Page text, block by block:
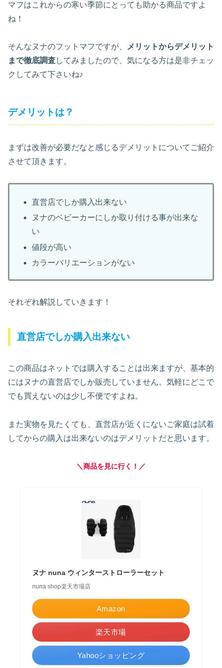
マフはこれからの寒い季節にとっても助かる商品ですよ
ね！
そんなヌナのフットマフですが、
メリットからデメリット
まで徹底調査してみましたので、気になる方は是非チェッ
クしてみて下さいね♪
デメリットは？
まずは改善が必要だなと感じるデメリットについてご紹介
させて頂きます。
直営店でしか購入出来ない
ヌナのベビーカーにしか取り付ける事が出来な
い
値段が高い
カラーバリエーションがない
それぞれ解説していきます！
直営店でしか購入出来ない
この商品はネットでは購入することは出来ますが、基本的
にはヌナの直営店でしか販売していません。気軽にどこで
でも買えないのは少し不便ですよね。
また実物を見たくても、直営店が近くにないご家庭は試着
してからの購入は出来ないのはデメリットだと思います。
＼商品を見に行く！／
ヌナ nuna ウィンターストローラーセット
nuna shop楽天市場店
Amazon
楽天市場
Yahooショッピング